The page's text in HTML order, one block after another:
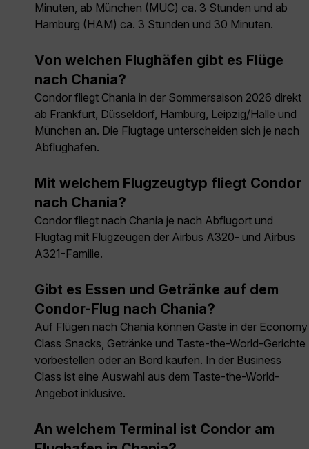
Minuten, ab München (MUC) ca. 3 Stunden und ab
Hamburg (HAM) ca. 3 Stunden und 30 Minuten.
Von welchen Flughäfen gibt es Flüge
nach Chania?
Condor fliegt Chania in der Sommersaison 2026 direkt
ab Frankfurt, Düsseldorf, Hamburg, Leipzig/Halle und
München an. Die Flugtage unterscheiden sich je nach
Abflughafen.
Mit welchem Flugzeugtyp fliegt Condor
nach Chania?
Condor fliegt nach Chania je nach Abflugort und
Flugtag mit Flugzeugen der Airbus A320- und Airbus
A321-Familie.
Gibt es Essen und Getränke auf dem
Condor-Flug nach Chania?
Auf Flügen nach Chania können Gäste in der Economy
Class Snacks, Getränke und Taste-the-World-Gerichte
vorbestellen oder an Bord kaufen. In der Business
Class ist eine Auswahl aus dem Taste-the-World-
Angebot inklusive.
An welchem Terminal ist Condor am